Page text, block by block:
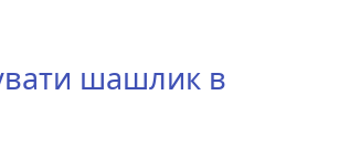
шашлик в